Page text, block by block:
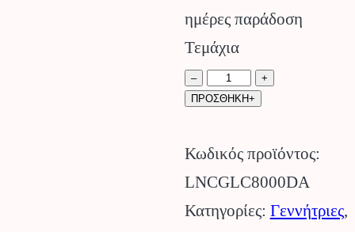
ημέρες παράδοση
Τεμάχια
–
Γεννήτρια
Βενζίνης
A
LONCIN.
ποσότητα
+
ΠΡΟΣΘΗΚΗ+
Κωδικός προϊόντος:
LNCGLC8000DA
Κατηγορίες: Γεννήτριες,